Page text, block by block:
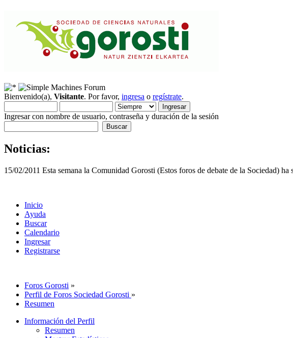
Bienvenido(a), Visitante. Por favor, ingresa o regístrate.
Ingresar con nombre de usuario, contraseña y duración de la sesión
Noticias:
15/02/2011 Esta semana la Comunidad Gorosti (Estos foros de debate de la Sociedad)
Inicio
Ayuda
Buscar
Calendario
Ingresar
Registrarse
Foros Gorosti »
Perfil de Foros Sociedad Gorosti »
Resumen
Información del Perfil
Resumen